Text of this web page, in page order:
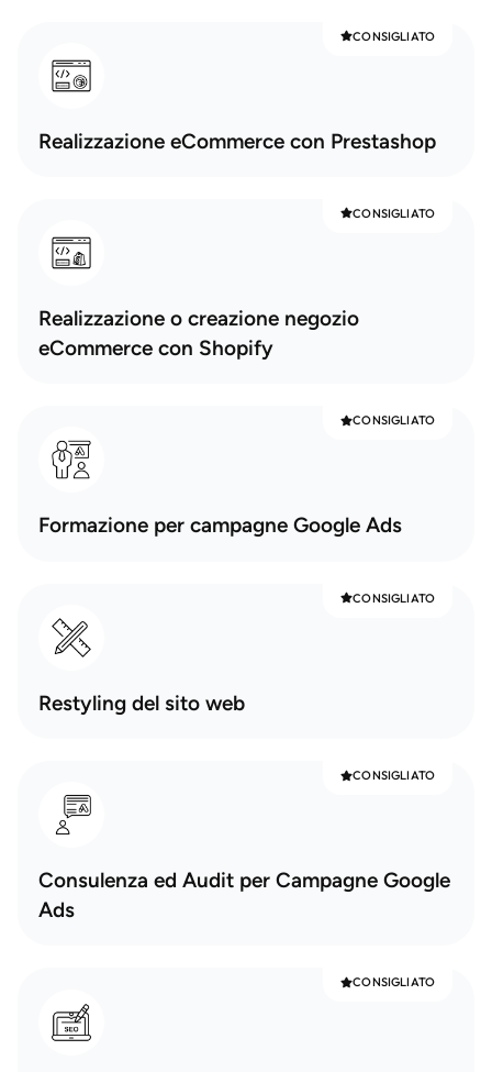
CONSIGLIATO
Realizzazione eCommerce con Prestashop
CONSIGLIATO
Realizzazione o creazione negozio
eCommerce con Shopify
CONSIGLIATO
Formazione per campagne Google Ads
CONSIGLIATO
Restyling del sito web
CONSIGLIATO
Consulenza ed Audit per Campagne Google
Ads
CONSIGLIATO